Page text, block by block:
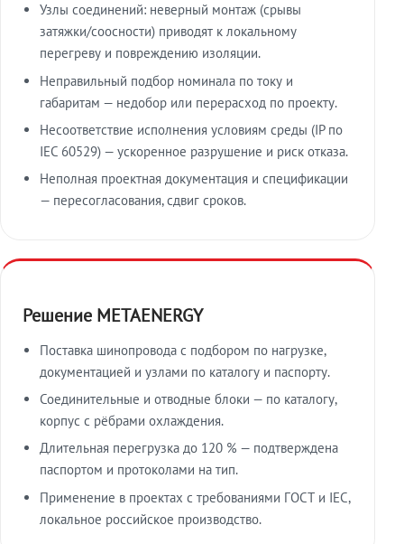
Узлы соединений: неверный монтаж (срывы
затяжки/соосности) приводят к локальному
перегреву и повреждению изоляции.
Неправильный подбор номинала по току и
габаритам — недобор или перерасход по проекту.
Несоответствие исполнения условиям среды (IP по
IEC 60529) — ускоренное разрушение и риск отказа.
Неполная проектная документация и спецификации
— пересогласования, сдвиг сроков.
Решение METAENERGY
Поставка шинопровода с подбором по нагрузке,
документацией и узлами по каталогу и паспорту.
Соединительные и отводные блоки — по каталогу,
корпус с рёбрами охлаждения.
Длительная перегрузка до 120 % — подтверждена
паспортом и протоколами на тип.
Применение в проектах с требованиями ГОСТ и IEC,
локальное российское производство.